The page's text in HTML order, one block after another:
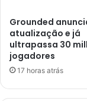
Grounded
atualização e já
ultrapassa 30
jogadores
17 horas atrás